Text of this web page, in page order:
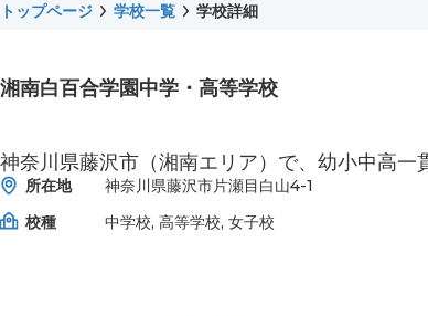
トップページ 学校一覧 学校詳細
湘南白百合学園中学・高等学校
神奈川県藤沢市（湘南エリア）で、幼小中高一
所在地
神奈川県藤沢市片瀬目白山4-1
校種
中学校, 高等学校, 女子校